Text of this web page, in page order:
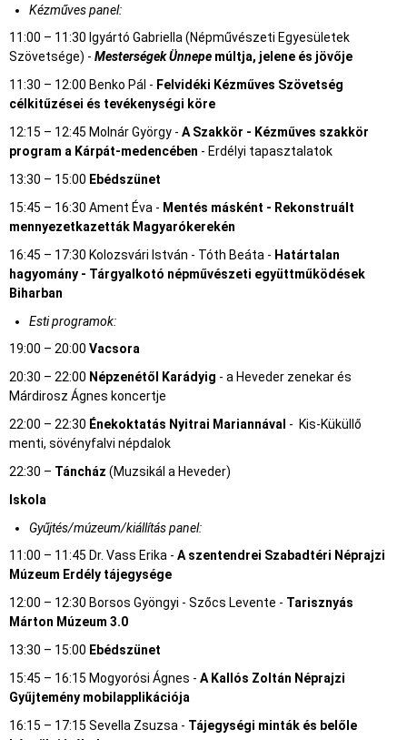
Kézműves panel:
11:00 – 11:30 Igyártó Gabriella (Népművészeti Egyesületek
Szövetsége) - Mesterségek Ünnepe múltja, jelene és jövője
11:30 – 12:00 Benko Pál - Felvidéki Kézműves Szövetség
célkitűzései és tevékenységi köre
12:15 – 12:45 Molnár György - A Szakkör - Kézműves szakkör
program a Kárpát-medencében - Erdélyi tapasztalatok
13:30 – 15:00 Ebédszünet
15:45 – 16:30 Ament Éva - Mentés másként - Rekonstruált
mennyezetkazetták Magyarókerekén
16:45 – 17:30 Kolozsvári István - Tóth Beáta - Határtalan
hagyomány - Tárgyalkotó népművészeti együttműködések
Biharban
Esti programok:
19:00 – 20:00 Vacsora
20:30 – 22:00 Népzenétől Karádyig - a Heveder zenekar és
Márdirosz Ágnes koncertje
22:00 – 22:30 Énekoktatás Nyitrai Mariannával - Kis-Küküllő
menti, sövényfalvi népdalok
22:30 – Táncház (Muzsikál a Heveder)
Iskola
Gyűjtés/múzeum/kiállítás panel:
11:00 – 11:45 Dr. Vass Erika - A szentendrei Szabadtéri Néprajzi
Múzeum Erdély tájegysége
12:00 – 12:30 Borsos Gyöngyi - Szőcs Levente - Tarisznyás
Márton Múzeum 3.0
13:30 – 15:00 Ebédszünet
15:45 – 16:15 Mogyorósi Ágnes - A Kallós Zoltán Néprajzi
Gyűjtemény mobilapplikációja
16:15 – 17:15 Sevella Zsuzsa - Tájegységi minták és belőle